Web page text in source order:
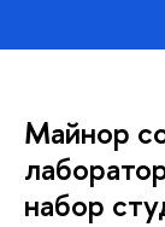
Майнор
набор